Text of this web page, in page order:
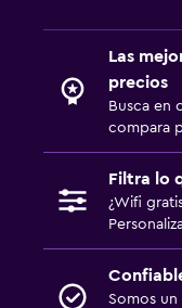
Las
precios
Busca en
compara
Filtra lo
¿Wifi
Somos